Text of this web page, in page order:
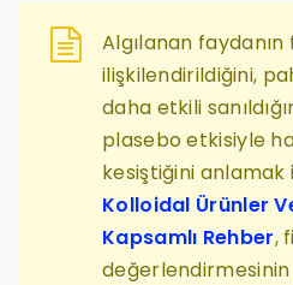
Algılanan faydanın
ilişkilendirildiğini,
daha etkili
plasebo etkisiyle
kesiştiğini
Kolloidal Ürünler
Kapsamlı Rehber,